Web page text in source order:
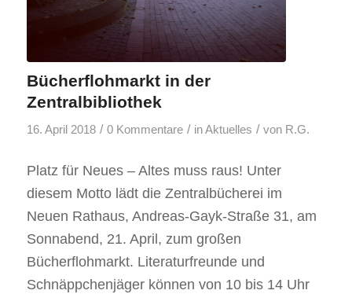
Bücherflohmarkt in der
Zentralbibliothek
16. April 2018 / 0 Kommentare / inAktuelles / von R.G.
Platz für Neues – Altes muss raus! Unter
diesem Motto lädt die Zentralbücherei im
Neuen Rathaus, Andreas-Gayk-Straße 31, am
Sonnabend, 21. April, zum großen
Bücherflohmarkt. Literaturfreunde und
Schnäppchenjäger können von 10 bis 14 Uhr